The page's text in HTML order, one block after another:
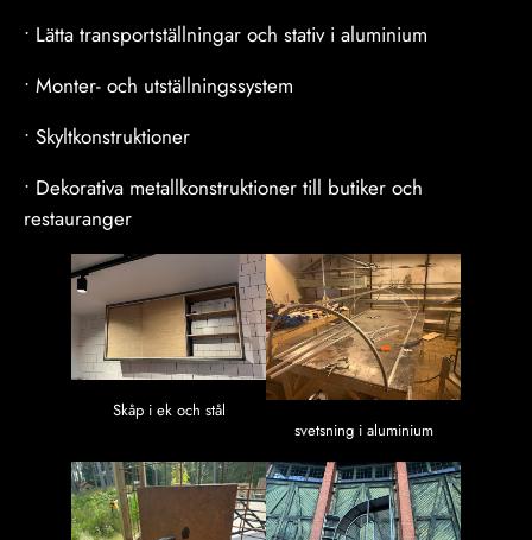
• Lätta transportställningar och stativ i aluminium
• Monter- och utställningssystem
• Skyltkonstruktioner
• Dekorativa metallkonstruktioner till butiker och
restauranger
Skåp i ek och stål
svetsning i aluminium